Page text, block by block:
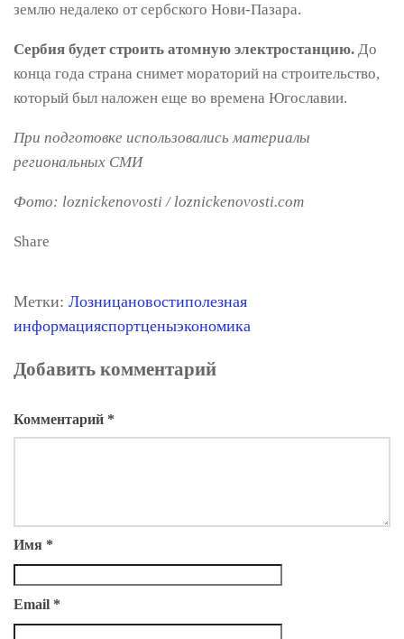
землю недалеко от сербского Нови-Пазара.
Сербия будет строить атомную электростанцию. До
конца года страна снимет мораторий на строительство,
который был наложен еще во времена Югославии.
При подготовке использовались материалы
региональных СМИ
Фото: loznickenovosti / loznickenovosti.com
Share
Метки: Лозницановостиполезная
информацияспортценыэкономика
Добавить комментарий
Комментарий *
Имя *
Email *